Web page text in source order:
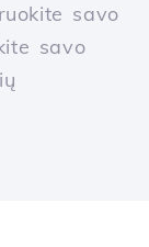
savo
savo